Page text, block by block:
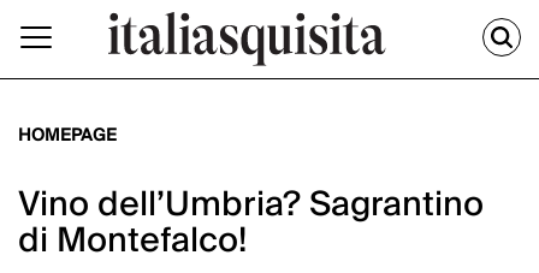
HOMEPAGE
Vino dell’Umbria? Sagrantino
di Montefalco!